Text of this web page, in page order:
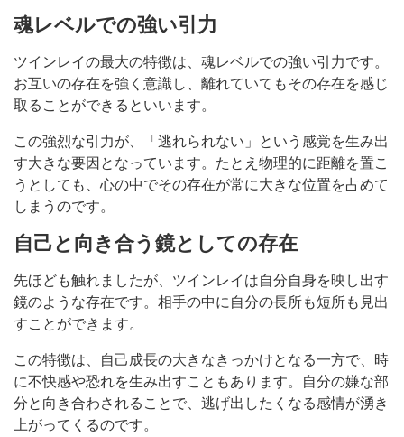
魂レベルでの強い引力
ツインレイの最大の特徴は、魂レベルでの強い引力です。
お互いの存在を強く意識し、離れていてもその存在を感じ
取ることができるといいます。
この強烈な引力が、「逃れられない」という感覚を生み出
す大きな要因となっています。たとえ物理的に距離を置こ
うとしても、心の中でその存在が常に大きな位置を占めて
しまうのです。
自己と向き合う鏡としての存在
先ほども触れましたが、ツインレイは自分自身を映し出す
鏡のような存在です。相手の中に自分の長所も短所も見出
すことができます。
この特徴は、自己成長の大きなきっかけとなる一方で、時
に不快感や恐れを生み出すこともあります。自分の嫌な部
分と向き合わされることで、逃げ出したくなる感情が湧き
上がってくるのです。